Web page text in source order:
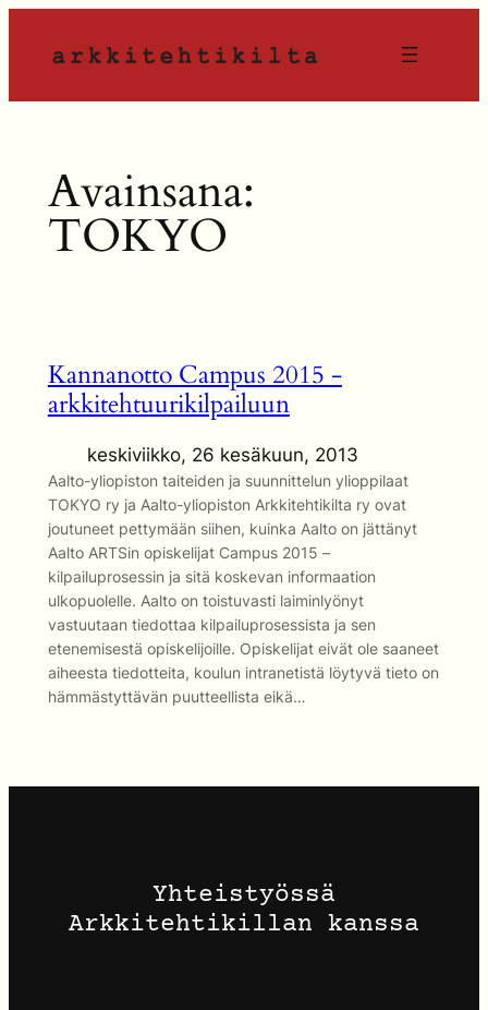
sisältöön
Avainsana:
TOKYO
Kannanotto Campus 2015 -
arkkitehtuurikilpailuun
keskiviikko, 26 kesäkuun, 2013
Aalto-yliopiston taiteiden ja suunnittelun ylioppilaat
TOKYO ry ja Aalto-yliopiston Arkkitehtikilta ry ovat
joutuneet pettymään siihen, kuinka Aalto on jättänyt
Aalto ARTSin opiskelijat Campus 2015 –
kilpailuprosessin ja sitä koskevan informaation
ulkopuolelle. Aalto on toistuvasti laiminlyönyt
vastuutaan tiedottaa kilpailuprosessista ja sen
etenemisestä opiskelijoille. Opiskelijat eivät ole saaneet
aiheesta tiedotteita, koulun intranetistä löytyvä tieto on
hämmästyttävän puutteellista eikä…
Yhteistyössä
Arkkitehtikillan kanssa